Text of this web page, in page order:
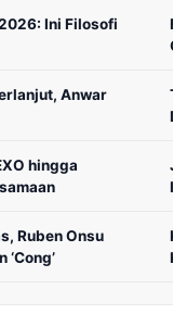
Ini Filosofi
Anwar
hingga
Ruben Onsu